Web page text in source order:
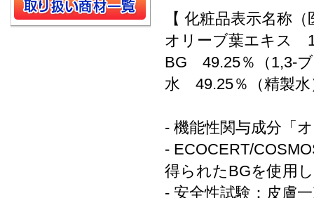
【 化粧品表示名称
オリーブ葉エキス
BG 49.25％（1,3-
水 49.25％（精製水
- 機能性関与成分「
- ECOCERT/
得られたBGを使用
- 安全性試験：皮膚